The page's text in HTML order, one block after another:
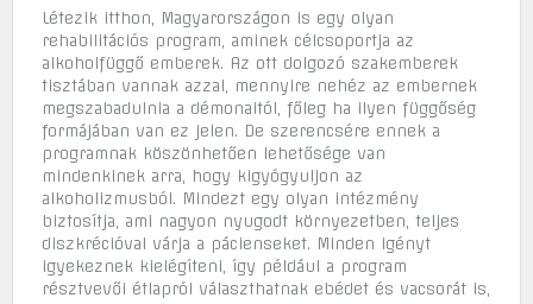
Létezik itthon, Magyarországon is egy olyan
rehabilitációs program, aminek célcsoportja az
alkoholfüggő emberek. Az ott dolgozó szakemberek
tisztában vannak azzal, mennyire nehéz az embernek
megszabadulnia a démonaitól, főleg ha ilyen függőség
formájában van ez jelen. De szerencsére ennek a
programnak köszönhetően lehetősége van
mindenkinek arra, hogy kigyógyuljon az
alkoholizmusból. Mindezt egy olyan intézmény
biztosítja, ami nagyon nyugodt környezetben, teljes
diszkrécióval várja a pácienseket. Minden igényt
igyekeznek kielégíteni, így például a program
résztvevői étlapról választhatnak ebédet és vacsorát is,